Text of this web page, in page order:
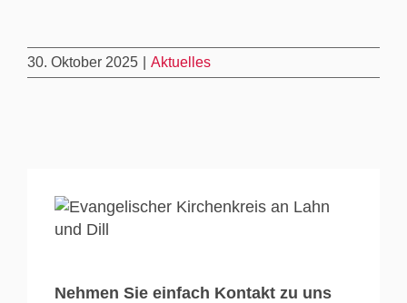
30. Oktober 2025 Aktuelles
Nehmen Sie einfach Kontakt zu uns